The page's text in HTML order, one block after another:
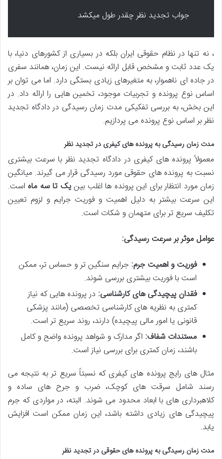
جواب تجدید نظر چقدر طول میکشد
، نه تنها در نظام حقوقی ایران بلکه در بسیاری از کشورهای دنیا، با
یک عدد ثابت و مشخص قابل ارائه نیست. این زمان، همانند سفری
در جاده ای ناهموار، به متغیرهای زیادی بستگی دارد. اما می توان بر
اساس نوع پرونده و تجربیات موجود، تخمین هایی را ارائه داد. در
این بخش، به بررسی تفکیکی مدت زمان رسیدگی در دادگاه تجدید
نظر بر اساس نوع پرونده می پردازیم.
مدت زمان رسیدگی به پرونده های کیفری در تجدید نظر
معمولاً پرونده های کیفری در دادگاه تجدید نظر با سرعت بیشتری
نسبت به پرونده های حقوقی مورد رسیدگی قرار می گیرند. میانگین
زمان مورد انتظار برای این پرونده ها اغلب بینیک تا سه ماه است.
این سرعت بیشتر به دلیل اهمیت و فوریت جرایم و لزوم تعیین
تکلیف سریع تر برای متهمان و شکات است.
عوامل موثر بر سرعت رسیدگی:
فوریت و اهمیت جرم: جرایم سنگین تر و حساس تر، ممکن
است با فوریت بیشتری بررسی شوند.
فقدان پیچیدگی های کارشناسی: در پرونده هایی که نیاز
کمتری به نظریه های کارشناسی تخصصی (مانند پزشکی
قانونی یا امور مالی پیچیده) دارند، روند سریع تر است.
مستندات شفاف: اگر مدارک و شواهد پرونده واضح و کامل
باشند، زمان کمتری برای بررسی نیاز است.
مثال های رایج پرونده های کیفری که نسبتاً سریع تر به نتیجه می
رسند شامل سرقت های کوچک، ضرب و جرح های ساده و
کلاهبرداری های با ابعاد محدود می شوند. البته، در مواردی که جرم
پیچیدگی های زیادی داشته باشد، این زمان ممکن است افزایش
یابد.
مدت زمان رسیدگی به پرونده های حقوقی در تجدید نظر